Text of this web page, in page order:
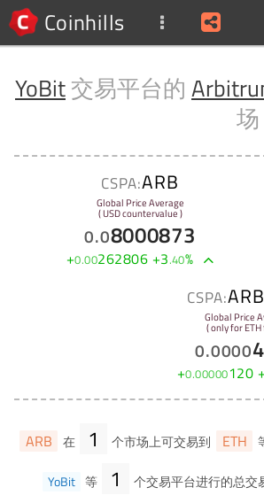
Coinhills
YoBit交易平台的
场
CSPA:ARB
Global Price Average
( USD countervalue )
0.08000873
+0.00262806 +3.40%
CSPA:
Global Price
( only for
0.0000
+0.00000120 +
ARB 在 1 个市场上可交易到 ETH
YoBit 等 1 个交易平台进行的总交